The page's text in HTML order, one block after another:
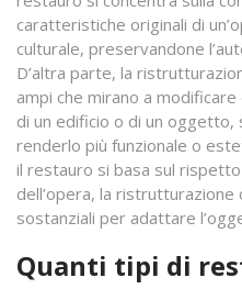
caratteristiche originali di
culturale, preservandone
D’altra parte, la
ampi che mirano a
di un edificio o di un oggetto,
renderlo più funzionale o
il restauro si basa sul
dell’opera, la
sostanziali per adattare
Quanti tipi di